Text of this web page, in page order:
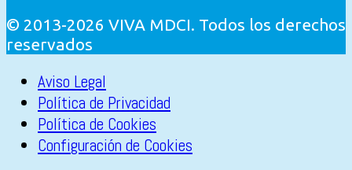
© 2013-2026 VIVA MDCI. Todos los derechos
reservados
Aviso Legal
Política de Privacidad
Política de Cookies
Configuración de Cookies